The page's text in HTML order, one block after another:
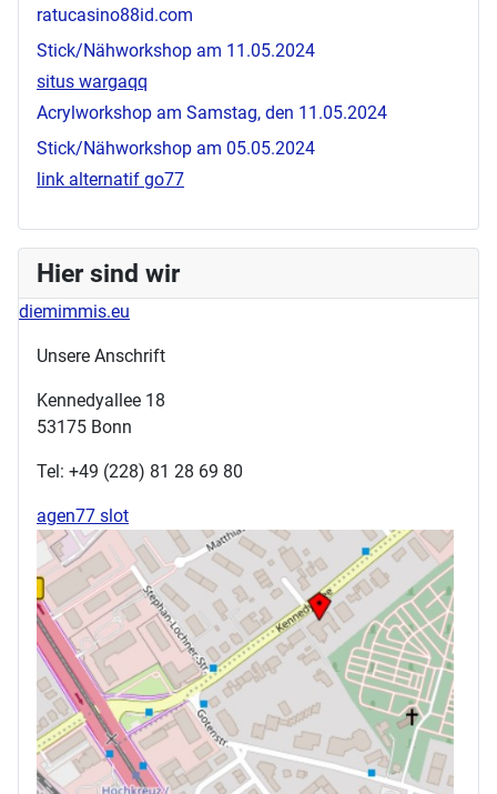
ratucasino88id.com
Stick/Nähworkshop am 11.05.2024
situs wargaqq
Acrylworkshop am Samstag, den 11.05.2024
Stick/Nähworkshop am 05.05.2024
link alternatif go77
Hier sind wir
diemimmis.eu
Unsere Anschrift
Kennedyallee 18
53175 Bonn
Tel: +49 (228) 81 28 69 80
agen77 slot